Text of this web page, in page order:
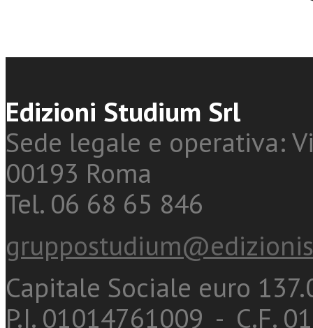
Edizioni Studium Srl
Sede legale e operativa:
00193 Roma
Tel. 06 68 65 846
Capitale Sociale euro
P.I. 01014761009 - C.F.